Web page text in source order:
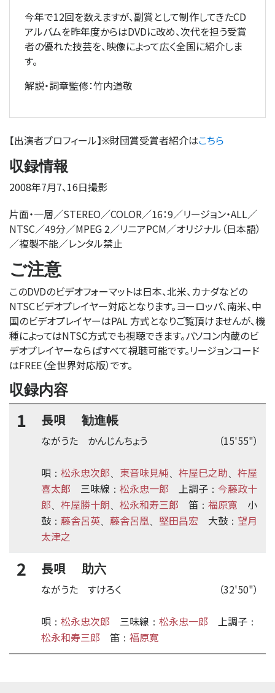
今年で12回を数えますが、副賞として制作してきたCD
アルバムを昨年度からはDVDに改め、次代を担う受賞
者の優れた技芸を、映像によって広く全国に紹介しま
す。
解説・詞章監修：竹内道敬
【出演者プロフィール】※財団賞受賞者紹介はこちら
収録情報
2008年7月7、16日撮影
片面・一層／STEREO／COLOR／16：9／リージョン・ALL／
NTSC／49分／MPEG 2／リニアPCM／オリジナル（日本語）
／複製不能／レンタル禁止
ご注意
このDVDのビデオフォーマットは日本、北米、カナダなどの
NTSCビデオプレイヤー対応となります。ヨーロッパ、南米、中
国のビデオプレイヤーはPAL 方式となりご覧頂けませんが、機
種によってはNTSC方式でも視聴できます。パソコン内蔵のビ
デオプレイヤーならばすべて視聴可能です。リージョンコード
はFREE（全世界対応版）です。
収録内容
1 長唄 勧進帳
（15'55"）
ながうた かんじんちょう
唄 ： 松永忠次郎 東音味見純 杵屋巳之助
杵屋
喜太郎
三味線 ： 松永忠一郎 上調子 ： 今藤政十
郎
杵屋勝十朗 松永和寿三郎 笛 ： 福原寛
小
鼓 ： 藤舎呂英 藤舎呂凰 堅田昌宏 大鼓 ： 望月
太津之
2 長唄 助六
（32'50"）
ながうた すけろく
唄 ： 松永忠次郎 三味線 ： 松永忠一郎 上調子 ：
松永和寿三郎 笛 ： 福原寛